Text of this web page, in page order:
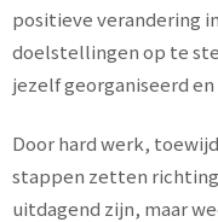
positieve verandering
doelstellingen op te
jezelf georganiseerd
Door hard werk,
stappen zetten
uitdagend zijn, maar